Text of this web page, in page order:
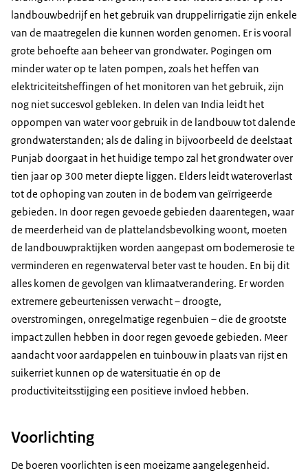
landbouwbedrijf en het gebruik van druppelirrigatie zijn enkele
van de maatregelen die kunnen worden genomen. Er is vooral
grote behoefte aan beheer van grondwater. Pogingen om
minder water op te laten pompen, zoals het heffen van
elektriciteitsheffingen of het monitoren van het gebruik, zijn
nog niet succesvol gebleken. In delen van India leidt het
oppompen van water voor gebruik in de landbouw tot dalende
grondwaterstanden; als de daling in bijvoorbeeld de deelstaat
Punjab doorgaat in het huidige tempo zal het grondwater over
tien jaar op 300 meter diepte liggen. Elders leidt wateroverlast
tot de ophoping van zouten in de bodem van geïrrigeerde
gebieden. In door regen gevoede gebieden daarentegen, waar
de meerderheid van de plattelandsbevolking woont, moeten
de landbouwpraktijken worden aangepast om bodemerosie te
verminderen en regenwaterval beter vast te houden. En bij dit
alles komen de gevolgen van klimaatverandering. Er worden
extremere gebeurtenissen verwacht – droogte,
overstromingen, onregelmatige regenbuien – die de grootste
impact zullen hebben in door regen gevoede gebieden. Meer
aandacht voor aardappelen en tuinbouw in plaats van rijst en
suikerriet kunnen op de watersituatie én op de
productiviteitsstijging een positieve invloed hebben.
Voorlichting
De boeren voorlichten is een moeizame aangelegenheid.